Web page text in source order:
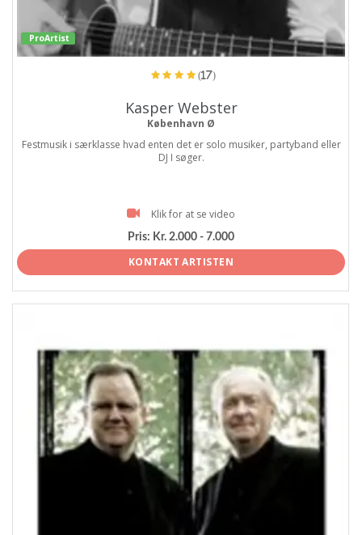
ProArtist
(17)
Kasper Webster
København Ø
Festmusik i særklasse hvad enten det er solo musiker, partyband eller
DJ I søger.
Klik for at se video
Pris: Kr. 2.000 - 7.000
KONTAKT ARTISTEN